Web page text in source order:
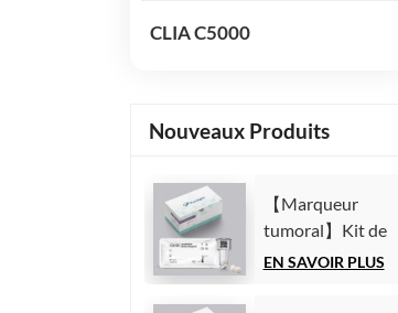
CLIA C5000
Nouveaux Produits
【Marqueur
tumoral】Kit de
test de l'antigène
EN SAVOIR PLUS